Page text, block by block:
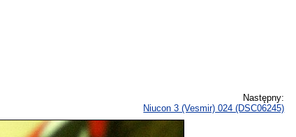
Następny:
Niucon 3 (Vesmir) 024 (DSC06245)